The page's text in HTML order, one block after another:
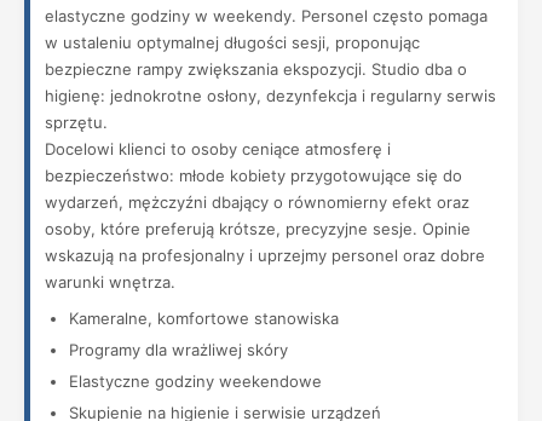
elastyczne godziny w weekendy. Personel często pomaga
w ustaleniu optymalnej długości sesji, proponując
bezpieczne rampy zwiększania ekspozycji. Studio dba o
higienę: jednokrotne osłony, dezynfekcja i regularny serwis
sprzętu.
Docelowi klienci to osoby ceniące atmosferę i
bezpieczeństwo: młode kobiety przygotowujące się do
wydarzeń, mężczyźni dbający o równomierny efekt oraz
osoby, które preferują krótsze, precyzyjne sesje. Opinie
wskazują na profesjonalny i uprzejmy personel oraz dobre
warunki wnętrza.
Kameralne, komfortowe stanowiska
Programy dla wrażliwej skóry
Elastyczne godziny weekendowe
Skupienie na higienie i serwisie urządzeń